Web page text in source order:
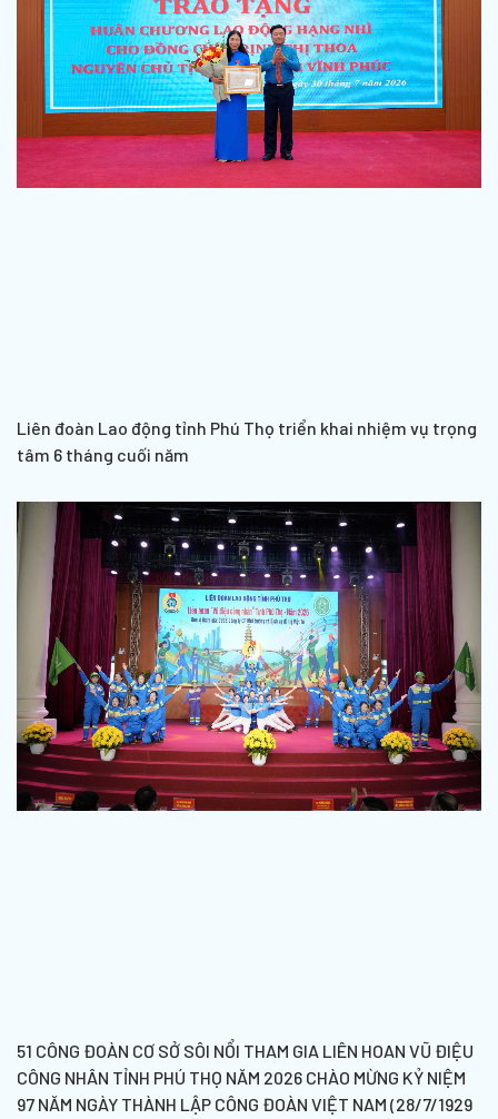
Liên đoàn Lao động tỉnh Phú Thọ triển khai nhiệm vụ trọng
tâm 6 tháng cuối năm
51 CÔNG ĐOÀN CƠ SỞ SÔI NỔI THAM GIA LIÊN HOAN VŨ ĐIỆU
CÔNG NHÂN TỈNH PHÚ THỌ NĂM 2026 CHÀO MỪNG KỶ NIỆM
97 NĂM NGÀY THÀNH LẬP CÔNG ĐOÀN VIỆT NAM (28/7/1929